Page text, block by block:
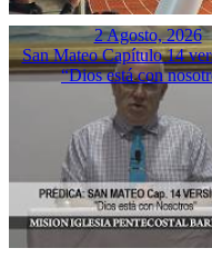
2 Agosto, 2026
San Mateo Capítulo 14
“Dios está con